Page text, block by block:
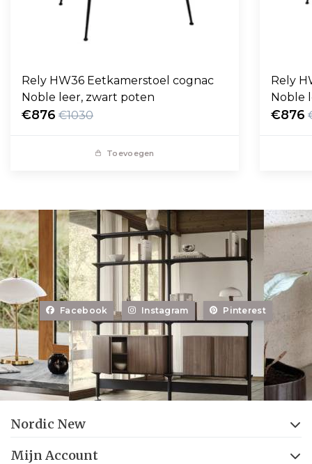
Rely HW36 Eetkamerstoel cognac
Noble leer, zwart poten
€876 €1030
Toevoegen
Rely
Noble
€876
Facebook Instagram Pinterest
Nordic New
Mijn Account